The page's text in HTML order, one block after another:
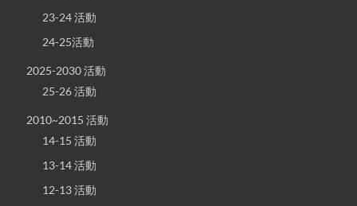
23-24 活動
24-25活動
2025-2030 活動
25-26 活動
2010~2015 活動
14-15 活動
13-14 活動
12-13 活動